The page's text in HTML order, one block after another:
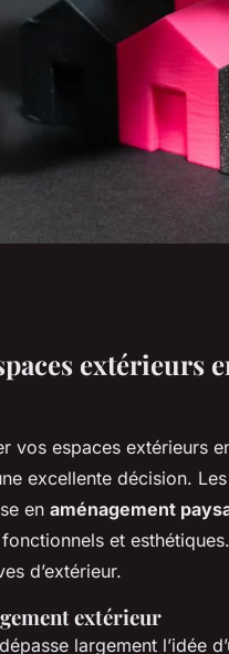
extérieurs
vos espaces extérieurs
excellente décision.
en aménagement
et
d’extérieur.
extérieur
dépasse largement l’idée